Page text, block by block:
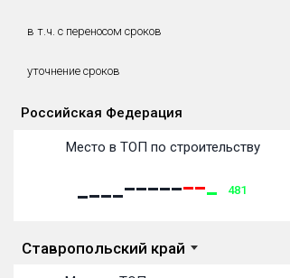
в т.ч. с переносом сроков
уточнение сроков
0 м²
0 м²
Российская Федерация
Место в ТОП по строительству
481
Ставропольский край